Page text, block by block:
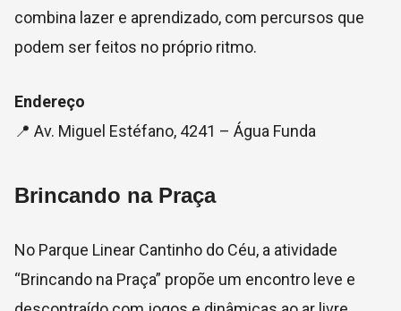
combina lazer e aprendizado, com percursos que
podem ser feitos no próprio ritmo.
Endereço
📍 Av. Miguel Estéfano, 4241 – Água Funda
Brincando na Praça
No Parque Linear Cantinho do Céu, a atividade
“Brincando na Praça” propõe um encontro leve e